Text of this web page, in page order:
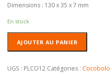
Dimensions : 130 x 35 x 7 mm
En stock
de
AJOUTER AU PANIER
UGS : PLCO12 Catégories : Cocobolo